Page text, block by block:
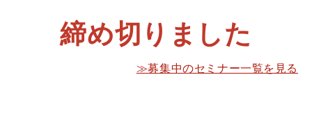
締め切りました
≫募集中のセミナー一覧を見る